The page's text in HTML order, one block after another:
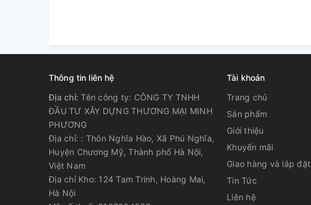
Thông tin liên hệ
Địa chỉ:Tên công ty: CÔNG TY TNHH
ĐẦU TƯ XÂY DỰNG THƯƠNG MẠI MINH
PHƯƠNG
Địa chỉ: : Thôn Nghĩa Hào, Xã Phú Nghĩa,
Huyện Chương Mỹ, Thành phố Hà Nội,
Việt Nam
Địa chỉ Kho: 124 Tam Trinh, Hoàng Mai,
Hà Nội
Tài khoản
Trang chủ
Sản phẩm
Giới thiệu
Khuyến mãi
Giao hàng và lắp đặt
Tin Tức
Liên hệ